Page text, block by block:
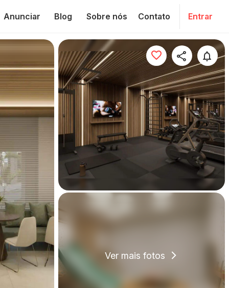
Anunciar Blog Sobre nós Contato Entrar
Ver mais fotos